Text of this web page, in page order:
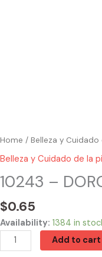
Home / Belleza y Cuidado
Belleza y Cuidado de la
10243 –
$0.65
Availability: 1384 in
Add to cart